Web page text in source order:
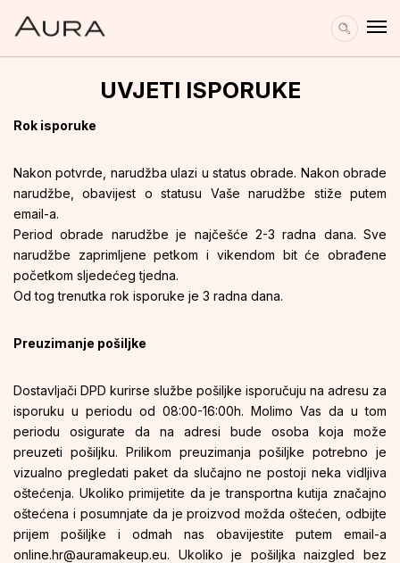
UVJETI ISPORUKE
Rok isporuke
Nakon potvrde, narudžba ulazi u status obrade. Nakon obrade
narudžbe, obavijest o statusu Vaše narudžbe stiže putem
email-a.
Period obrade narudžbe je najčešće 2-3 radna dana. Sve
narudžbe zaprimljene petkom i vikendom bit će obrađene
početkom sljedećeg tjedna.
Od tog trenutka rok isporuke je 3 radna dana.
Preuzimanje pošiljke
Dostavljači DPD kurirse službe pošiljke isporučuju na adresu za
isporuku u periodu od 08:00-16:00h. Molimo Vas da u tom
periodu osigurate da na adresi bude osoba koja može
preuzeti pošiljku. Prilikom preuzimanja pošiljke potrebno je
vizualno pregledati paket da slučajno ne postoji neka vidljiva
oštećenja. Ukoliko primijetite da je transportna kutija značajno
oštećena i posumnjate da je proizvod možda oštećen, odbijte
prijem pošiljke i odmah nas obavijestite putem email-a
online.hr@auramakeup.eu. Ukoliko je pošiljka naizgled bez